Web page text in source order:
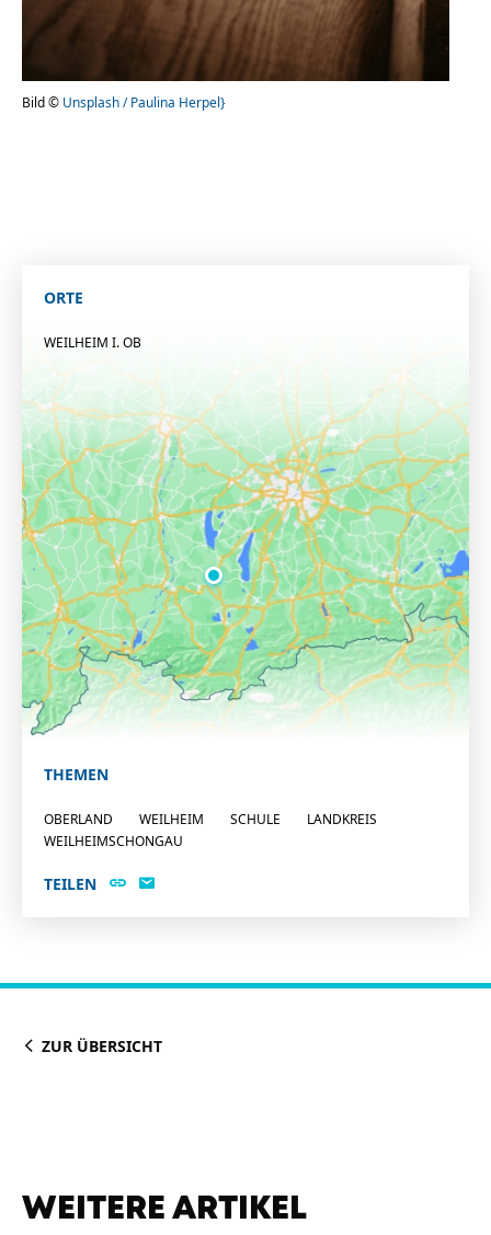
Bild © Unsplash / Paulina Herpel}
ORTE
WEILHEIM I. OB
THEMEN
OBERLAND WEILHEIM SCHULE
LANDKREIS
WEILHEIMSCHONGAU
TEILEN
ZUR ÜBERSICHT
WEITERE ARTIKEL